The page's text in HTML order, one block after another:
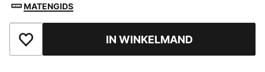
MATENGIDS
Toegevoegd aan favorietenIN WINKELMAND